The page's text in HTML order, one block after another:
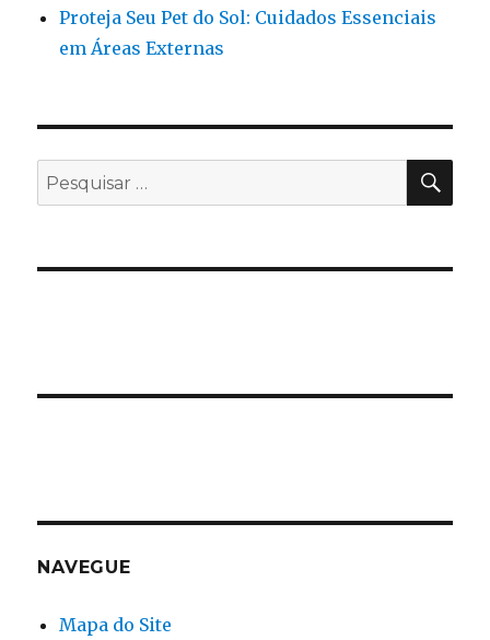
Proteja Seu Pet do Sol: Cuidados Essenciais
em Áreas Externas
Pesquisar
por:
NAVEGUE
Mapa do Site